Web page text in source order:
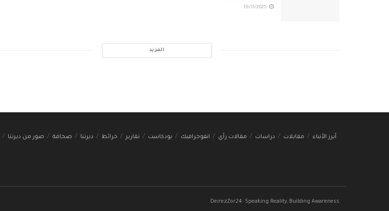
المزيد
أبرز الأنباء مقابلات دراسات مقالات رأي انفوجرافيك بودكاست تقارير خرائط ديرتنا صحافة صور من ديرتنا
DeirezZor24: Speaking Reality, Building Awareness